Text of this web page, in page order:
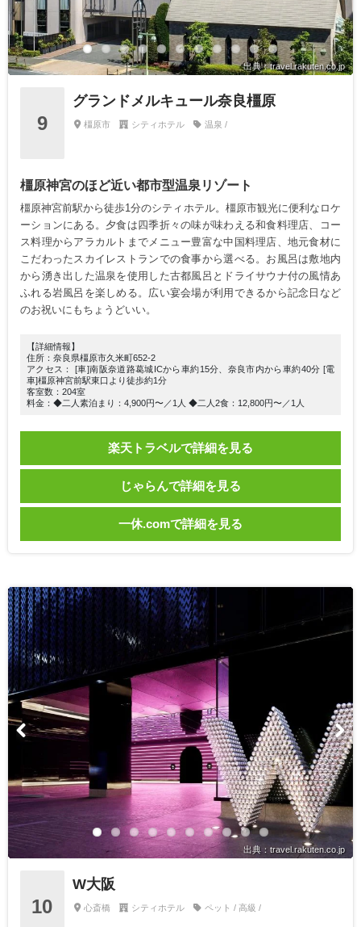
出典：travel.rakuten.co.jp
9
グランドメルキュール奈良橿原
橿原市 シティホテル 温泉 /
橿原神宮のほど近い都市型温泉リゾート
橿原神宮前駅から徒歩1分のシティホテル。橿原市観光に便利なロケ
ーションにある。夕食は四季折々の味が味わえる和食料理店、コー
ス料理からアラカルトまでメニュー豊富な中国料理店、地元食材に
こだわったスカイレストランでの食事から選べる。お風呂は敷地内
から湧き出した温泉を使用した古都風呂とドライサウナ付の風情あ
ふれる岩風呂を楽しめる。広い宴会場が利用できるから記念日など
のお祝いにもちょうどいい。
【詳細情報】
住所：奈良県橿原市久米町652-2
アクセス： [車]南阪奈道路葛城ICから車約15分、奈良市内から車約40分 [電
車]橿原神宮前駅東口より徒歩約1分
客室数：204室
料金：◆二人素泊まり：4,900円〜／1人 ◆二人2食：12,800円〜／1人
楽天トラベルで詳細を見る
じゃらんで詳細を見る
一休.comで詳細を見る
出典：travel.rakuten.co.jp
10
W大阪
心斎橋 シティホテル ペット / 高級 /